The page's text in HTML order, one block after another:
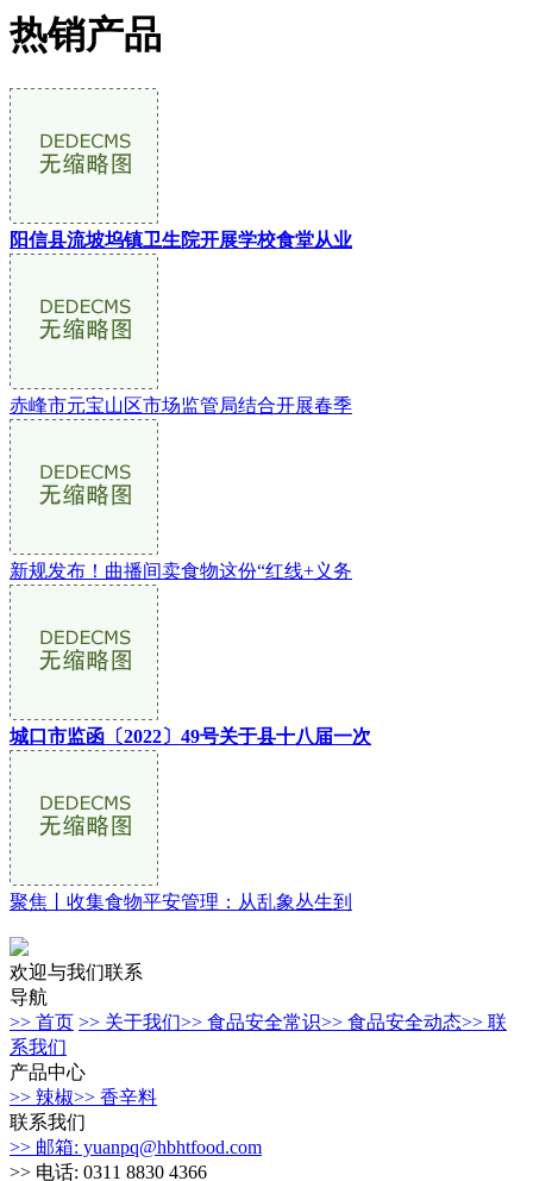
热销产品
阳信县流坡坞镇卫生院开展学校食堂从业
赤峰市元宝山区市场监管局结合开展春季
新规发布！曲播间卖食物这份“红线+义务
城口市监函〔2022〕49号关于县十八届一次
聚焦丨收集食物平安管理：从乱象丛生到
欢迎与我们联系
导航
>> 首页 >> 关于我们>> 食品安全常识>> 食品安全动态>> 联
系我们
产品中心
>> 辣椒>> 香辛料
联系我们
>> 邮箱: yuanpq@hbhtfood.com
>> 电话: 0311 8830 4366